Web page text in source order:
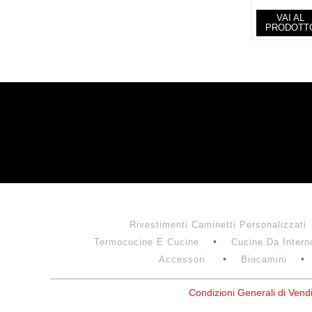
VAI AL
Rivestimenti Caminetti Personalizzati
Termocucine E Cucine
Cucine Da
Accessori
Biocamini
Condizioni Generali di